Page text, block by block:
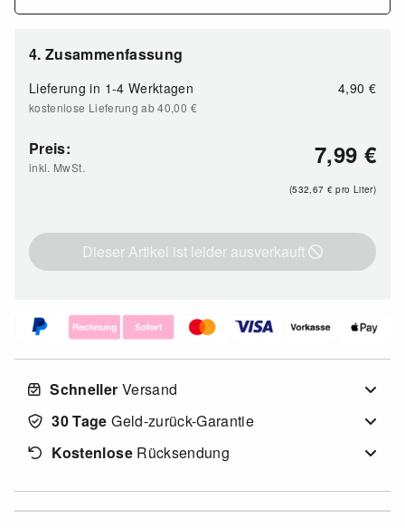
4. Zusammenfassung
Lieferung in 1-4 Werktagen 4,90 €
kostenlose Lieferung ab 40,00 €
Preis:
inkl. MwSt. 7,99 €
(532,67 € pro Liter)
Dieser Artikel ist leider ausverkauft
Schneller Versand
30 Tage Geld-zurück-Garantie
KostenloseRücksendung